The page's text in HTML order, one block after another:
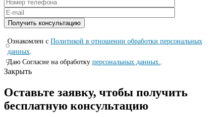
Ознакомлен с Политикой в отношении обработки персональных
данных.
Даю Согласие на обработку персональных данных..
Закрыть
Оставьте заявку, чтобы получить
бесплатную консультацию